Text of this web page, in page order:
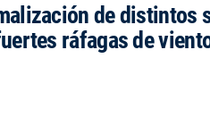
de distintos
ráfagas de